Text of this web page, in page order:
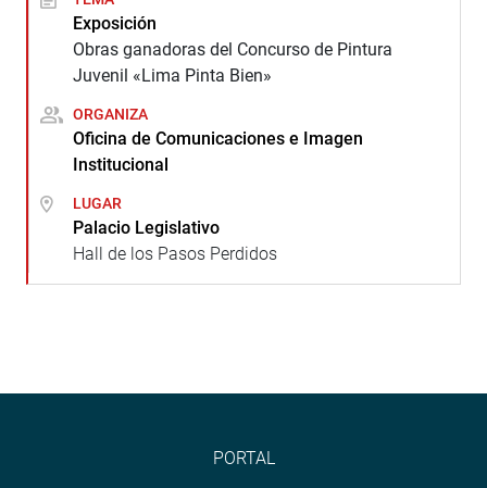
Exposición
Obras ganadoras del Concurso de Pintura
Juvenil «Lima Pinta Bien»
ORGANIZA
Oficina de Comunicaciones e Imagen
Institucional
LUGAR
Palacio Legislativo
Hall de los Pasos Perdidos
PORTAL